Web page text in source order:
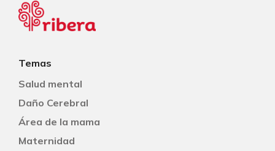
Temas
Salud mental
Daño Cerebral
Área de la mama
Maternidad